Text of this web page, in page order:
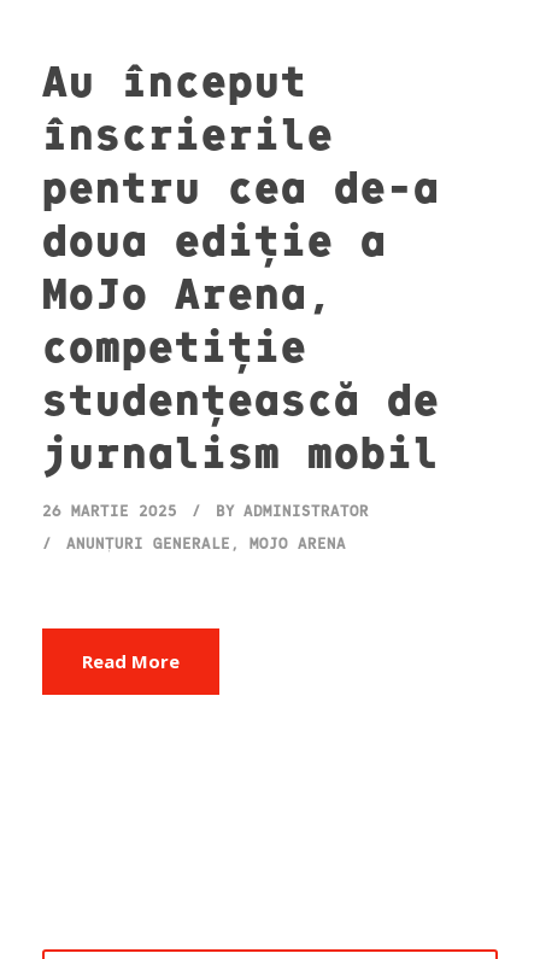
Au început
înscrierile
pentru cea de-a
doua ediție a
MoJo Arena,
competiție
studențească de
jurnalism mobil
26 MARTIE 2025 BY ADMINISTRATOR
ANUNȚURI GENERALE , MOJO ARENA
Read More